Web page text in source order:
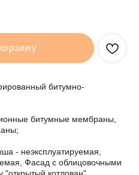
битумно-
битумные мембраны,
- неэксплуатируемая,
Фасад с облицовочными